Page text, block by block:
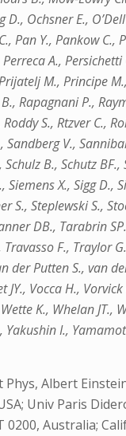
Ochsner E.,
Pan Y., Pankow
A.,
M., Principe
P.,
S., Rtzver C.,
Sandberg V.,
B., Schutz
X., Sigg D.,
Steplewski S.,
DB., Tarabrin
F., Traylor
Putten S., van
Vocca H.,
K., Whelan
I.,
Phys, Albert
Univ Paris
Australia;